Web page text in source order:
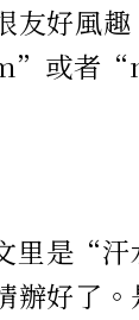
友好風
或者
里是“汗
辦好了